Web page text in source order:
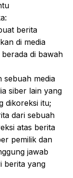
berita
di media
di bawah
sebuah media
siber lain yang
dikoreksi itu;
dari sebuah
atas berita
pemilik dan
jawab
berita yang